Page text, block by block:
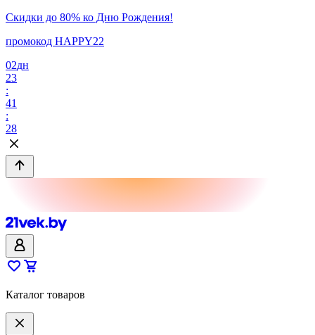
Скидки до 80% ко Дню Рождения!
промокод HAPPY22
02дн
23
:
41
:
28
Каталог товаров